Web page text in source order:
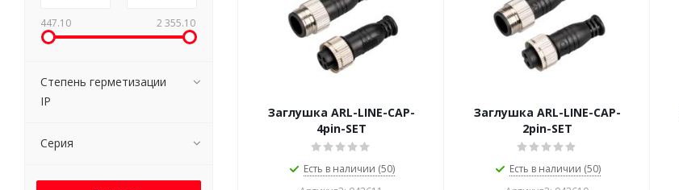
Заглушка ARL-LINE-CAP-
4pin-SET
Есть в наличии (50)
Заглушка ARL-LINE-CAP-
2pin-SET
Есть в наличии (50)
447.10 2 355.10
Степень герметизации
IP
Серия